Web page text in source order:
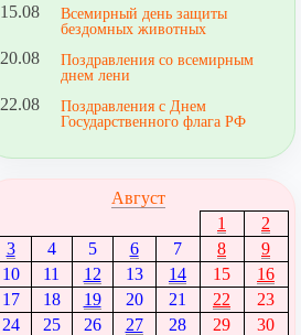
15.08
Всемирный день защиты
бездомных животных
20.08
Поздравления со всемирным
днем лени
22.08
Поздравления с Днем
Государственного флага РФ
Август
1
2
3
4 5 6 7 8
9
10
11 12 13 14 15
16
17
18 19 20 21 22
23
24
25 26 27 28 29
30